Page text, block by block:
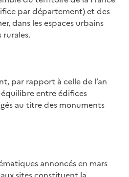
par département) et des
dans les espaces urbains
rurales.
par rapport à celle de l’an
entre édifices
au titre des monuments
annoncés en mars